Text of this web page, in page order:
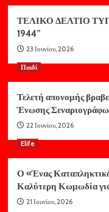
ΤΕΛΙΚΟ ΔΕΛΤΙΟ
1944”
23 Ιουνίου, 2026
Παιδί
Τελετή απονομής
Ένωσης
22 Ιουνίου, 2026
Elife
Ο «Ένας
Καλύτερη Κωμωδία
21 Ιουνίου, 2026